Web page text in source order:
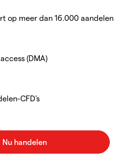
op meer dan 16.000 aandelen
(DMA)
CFD's